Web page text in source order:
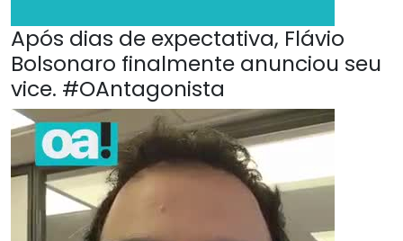
Após dias de expectativa, Flávio
Bolsonaro finalmente anunciou seu
vice. #OAntagonista